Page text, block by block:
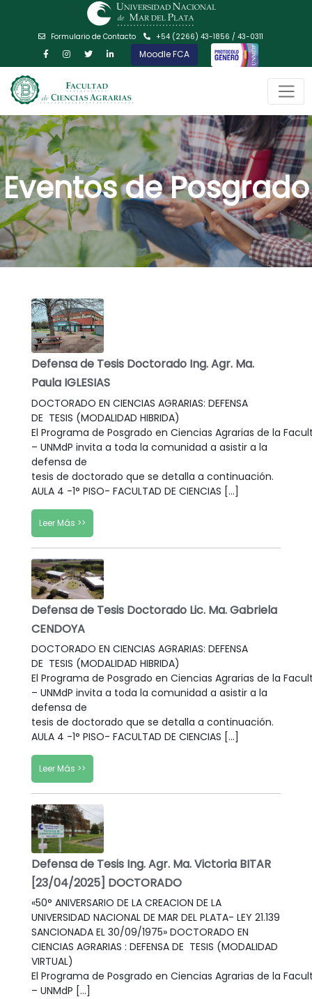
Formulario de Contacto +54 (2266) 43-1856 / 43-0311
Moodle FCA
Eventos de Posgrado
Defensa de Tesis Doctorado Ing. Agr. Ma.
Paula IGLESIAS
DOCTORADO EN CIENCIAS AGRARIAS: DEFENSA
DE TESIS (MODALIDAD HIBRIDA)
El Programa de Posgrado en Ciencias Agrarias de la
– UNMdP invita a toda la comunidad a asistir a la
defensa de
tesis de doctorado que se detalla a continuación.
AULA 4 -1° PISO- FACULTAD DE CIENCIAS […]
Leer Más >>
Defensa de Tesis Doctorado Lic. Ma. Gabriela
CENDOYA
DOCTORADO EN CIENCIAS AGRARIAS: DEFENSA
DE TESIS (MODALIDAD HIBRIDA)
El Programa de Posgrado en Ciencias Agrarias de la
– UNMdP invita a toda la comunidad a asistir a la
defensa de
tesis de doctorado que se detalla a continuación.
AULA 4 -1° PISO- FACULTAD DE CIENCIAS […]
Leer Más >>
Defensa de Tesis Ing. Agr. Ma. Victoria BITAR
[23/04/2025] DOCTORADO
«50° ANIVERSARIO DE LA CREACION DE LA
UNIVERSIDAD NACIONAL DE MAR DEL PLATA- LEY 21.139
SANCIONADA EL 30/09/1975» DOCTORADO EN
CIENCIAS AGRARIAS : DEFENSA DE TESIS (MODALIDAD
VIRTUAL)
El Programa de Posgrado en Ciencias Agrarias de la
– UNMdP […]